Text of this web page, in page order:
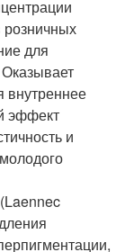
розничных
для
внутреннее
эффект
и